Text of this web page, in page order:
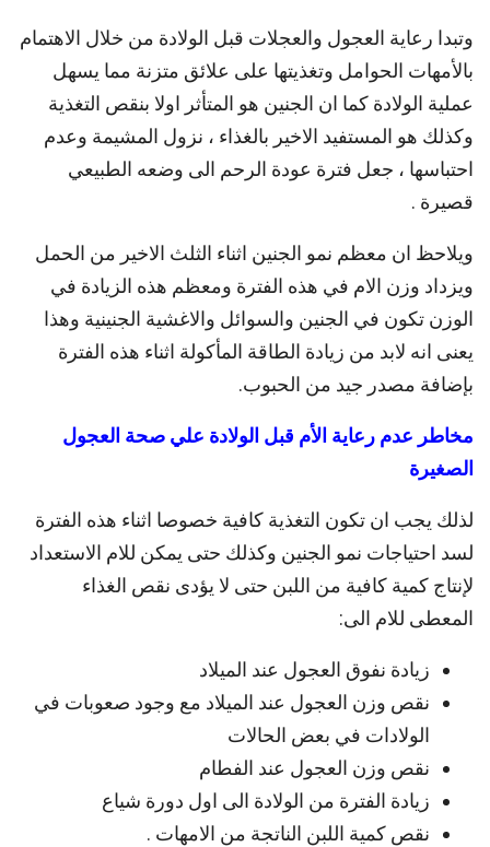
وتبدا رعاية العجول والعجلات قبل الولادة من خلال الاهتمام
بالأمهات الحوامل وتغذيتها على علائق متزنة مما يسهل
عملية الولادة كما ان الجنين هو المتأثر اولا بنقص التغذية
وكذلك هو المستفيد الاخير بالغذاء ، نزول المشيمة وعدم
احتباسها ، جعل فترة عودة الرحم الى وضعه الطبيعي
قصيرة .
ويلاحظ ان معظم نمو الجنين اثناء الثلث الاخير من الحمل
ويزداد وزن الام في هذه الفترة ومعظم هذه الزيادة في
الوزن تكون في الجنين والسوائل والاغشية الجنينية وهذا
يعنى انه لابد من زيادة الطاقة المأكولة اثناء هذه الفترة
بإضافة مصدر جيد من الحبوب.
مخاطر عدم رعاية الأم قبل الولادة علي صحة العجول
الصغيرة
لذلك يجب ان تكون التغذية كافية خصوصا اثناء هذه الفترة
لسد احتياجات نمو الجنين وكذلك حتى يمكن للام الاستعداد
لإنتاج كمية كافية من اللبن حتى لا يؤدى نقص الغذاء
المعطى للام الى:
زيادة نفوق العجول عند الميلاد
نقص وزن العجول عند الميلاد مع وجود صعوبات في
الولادات في بعض الحالات
نقص وزن العجول عند الفطام
زيادة الفترة من الولادة الى اول دورة شياع
نقص كمية اللبن الناتجة من الامهات .